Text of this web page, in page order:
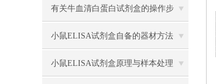
分为多种类型测定
有关牛血清白蛋白试剂盒的操作步
骤，以下有详细说明
小鼠ELISA试剂盒自备的器材方法
小鼠ELISA试剂盒原理与样本处理